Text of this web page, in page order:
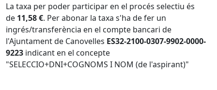
La taxa per poder participar en el procés selectiu és
de 11,58 €. Per abonar la taxa s'ha de fer un
ingrés/transferència en el compte bancari de
l'Ajuntament de Canovelles ES32-2100-0307-9902-0000-
9223 indicant en el concepte
"SELECCIO+DNI+COGNOMS I NOM (de l'aspirant)"